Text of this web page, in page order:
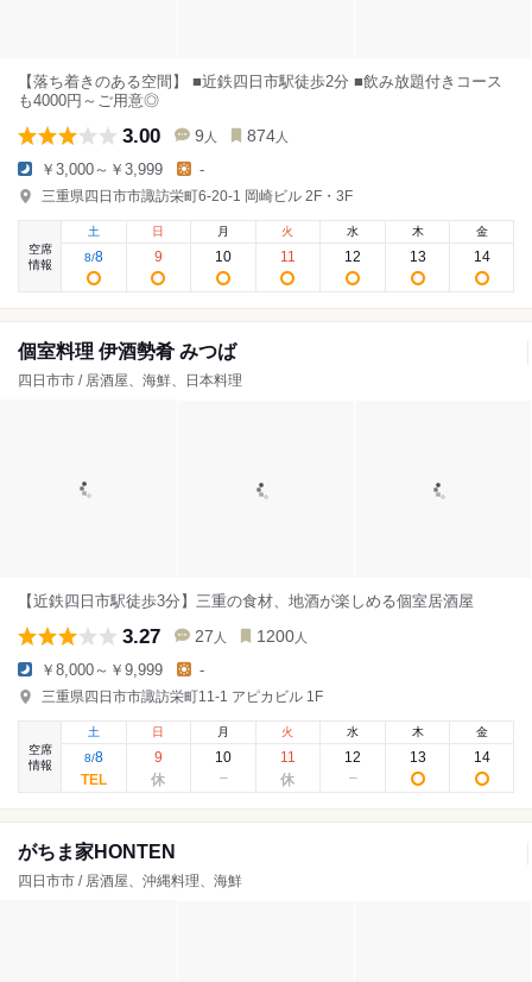
【落ち着きのある空間】 ■近鉄四日市駅徒歩2分 ■飲み放題付きコース
も4000円～ご用意◎
3.00 9 人 874 人
￥3,000～￥3,999 -
三重県四日市市諏訪栄町6-20-1 岡崎ビル 2F・3F
空席
情報
土
8/8
日
9
月
10
火
11
水
12
木
13
金
14
個室料理 伊酒勢肴 みつば
四日市市 / 居酒屋、海鮮、日本料理
【近鉄四日市駅徒歩3分】三重の食材、地酒が楽しめる個室居酒屋
3.27 27 人 1200 人
￥8,000～￥9,999 -
三重県四日市市諏訪栄町11-1 アピカビル 1F
空席
情報
土
8/8
日
9
月
10
火
11
水
12
木
13
金
14
がちま家HONTEN
四日市市 / 居酒屋、沖縄料理、海鮮